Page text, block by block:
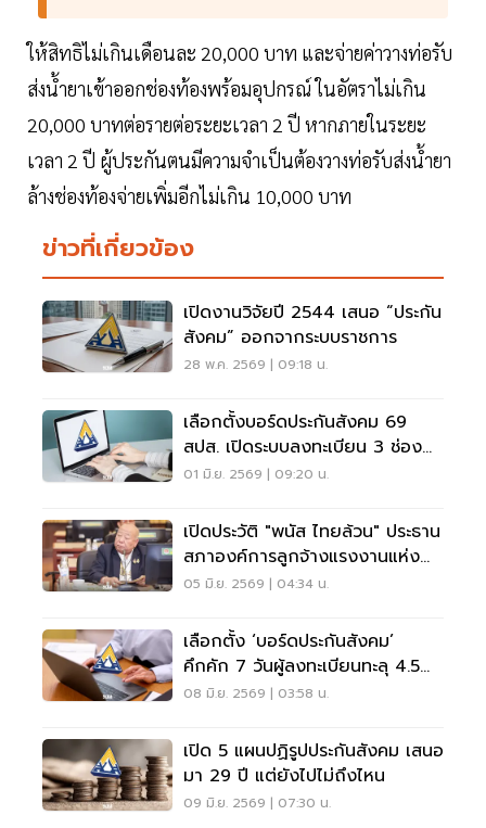
ให้สิทธิไม่เกินเดือนละ 20,000 บาท และจ่ายค่าวางท่อรับ
ส่งน้ำยาเข้าออกช่องท้องพร้อมอุปกรณ์ ในอัตราไม่เกิน
20,000 บาทต่อรายต่อระยะเวลา 2 ปี หากภายในระยะ
เวลา 2 ปี ผู้ประกันตนมีความจำเป็นต้องวางท่อรับส่งน้ำยา
ล้างช่องท้องจ่ายเพิ่มอีกไม่เกิน 10,000 บาท
ข่าวที่เกี่ยวข้อง
เปิดงานวิจัยปี 2544 เสนอ “ประกัน
สังคม” ออกจากระบบราชการ
28 พ.ค. 2569 | 09:18 น.
เลือกตั้งบอร์ดประกันสังคม 69
สปส. เปิดระบบลงทะเบียน 3 ช่อง
ทาง
01 มิ.ย. 2569 | 09:20 น.
เปิดประวัติ "พนัส ไทยล้วน" ประธาน
สภาองค์การลูกจ้างแรงงานแห่ง
ประเทศไทย
05 มิ.ย. 2569 | 04:34 น.
เลือกตั้ง ‘บอร์ดประกันสังคม’
คึกคัก 7 วันผู้ลงทะเบียนทะลุ 4.5
แสนคน
08 มิ.ย. 2569 | 03:58 น.
เปิด 5 แผนปฏิรูปประกันสังคม เสนอ
มา 29 ปี แต่ยังไปไม่ถึงไหน
09 มิ.ย. 2569 | 07:30 น.